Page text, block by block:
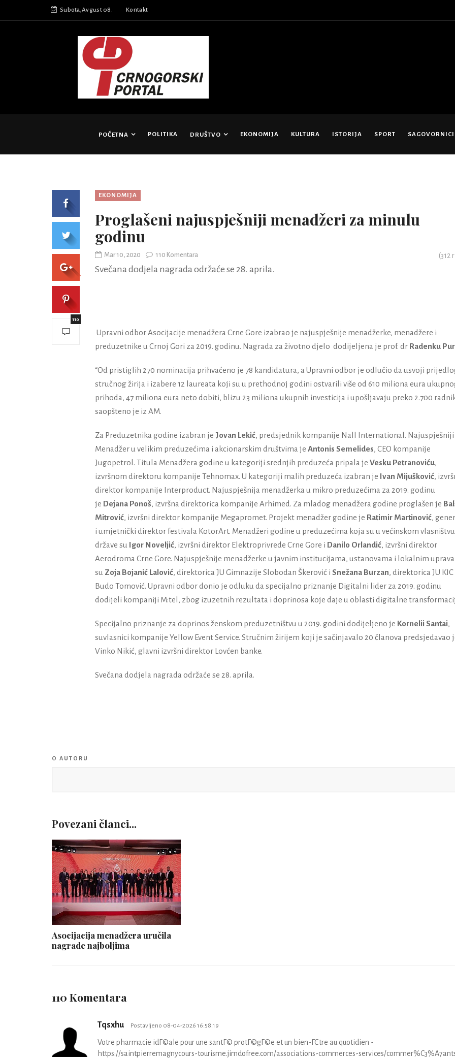
Subota,Avgust 08. Kontakt
POČETNA POLITIKA DRUŠTVO EKONOMIJA KULTURA ISTORIJA SPORT SAGOVORNICI
EKONOMIJA
Proglašeni najuspješniji menadžeri za minulu
godinu
Mar 10, 2020 110 Komentara (312
Svečana dodjela nagrada održaće se 28. aprila.
Upravni odbor Asocijacije menadžera Crne Gore izabrao je najuspješnije menadžerke, menadžere i
preduzetnike u Crnoj Gori za 2019. godinu. Nagrada za životno djelo dodijeljena je prof. dr Radenku
“Od pristiglih 270 nominacija prihvaćeno je 78 kandidatura, a Upravni odbor je odlučio da usvoji
stručnog žirija i izabere 12 laureata koji su u prethodnoj godini ostvarili više od 610 miliona eura
prihoda, 47 miliona eura neto dobiti, blizu 23 miliona ukupnih investicija i upošljavaju preko 2.700
saopšteno je iz AM.
Za Preduzetnika godine izabran je Jovan Lekić, predsjednik kompanije Nall International. Najuspješniji
Menadžer u velikim preduzećima i akcionarskim društvima je Antonis Semelides, CEO kompanije
Jugopetrol. Titula Menadžera godine u kategoriji srednjih preduzeća pripala je Vesku Petranoviću,
izvršnom direktoru kompanije Tehnomax. U kategoriji malih preduzeća izabran je Ivan Mijušković,
direktor kompanije Interproduct. Najuspješnija menadžerka u mikro preduzećima za 2019. godinu
je Dejana Ponoš, izvršna direktorica kompanije Arhimed. Za mladog menadžera godine proglašen je
Mitrović, izvršni direktor kompanije Megapromet. Projekt menadžer godine je Ratimir Martinović,
i umjetnički direktor festivala KotorArt. Menadžeri godine u preduzećima koja su u većinskom vlasništvu
države su Igor Noveljić, izvršni direktor Elektroprivrede Crne Gore i Danilo Orlandić, izvršni direktor
Aerodroma Crne Gore. Najuspješnije menadžerke u javnim institucijama, ustanovama i lokalnim
su Zoja Bojanić Lalović, direktorica JU Gimnazije Slobodan Škerović i Snežana Burzan, direktorica JU KIC
Budo Tomović. Upravni odbor donio je odluku da specijalno priznanje Digitalni lider za 2019. godinu
dodijeli kompaniji M:tel, zbog izuzetnih rezultata i doprinosa koje daje u oblasti digitalne
Specijalno priznanje za doprinos ženskom preduzetništvu u 2019. godini dodijeljeno je Kornelii Santai,
suvlasnici kompanije Yellow Event Service. Stručnim žirijem koji je sačinjavalo 20 članova predsjedavao
Vinko Nikić, glavni izvršni direktor Lovćen banke.
Svečana dodjela nagrada održaće se 28. aprila.
110
O AUTORU
Povezani članci...
Asocijacija menadžera uručila
nagrade najboljima
110 Komentara
Tqsxhu Postavljeno 08-04-2026 16:58:19
Votre pharmacie idГ©ale pour une santГ© protГ©gГ©e et un bien-ГЄtre au quotidien -
https://saintpierremagnycours-tourisme.jimdofree.com/associations-commerces-services/